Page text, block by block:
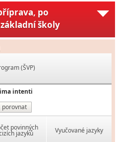
po
školy
(ŠVP)
intenti
porovnat
povinných
jazyků Vyučované jazyky